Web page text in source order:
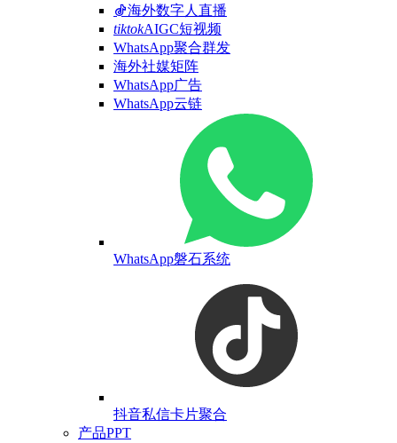
海外数字人直播
tiktokAIGC短视频
WhatsApp聚合群发
海外社媒矩阵
WhatsApp广告
WhatsApp云链
WhatsApp磐石系统
抖音私信卡片聚合
产品PPT